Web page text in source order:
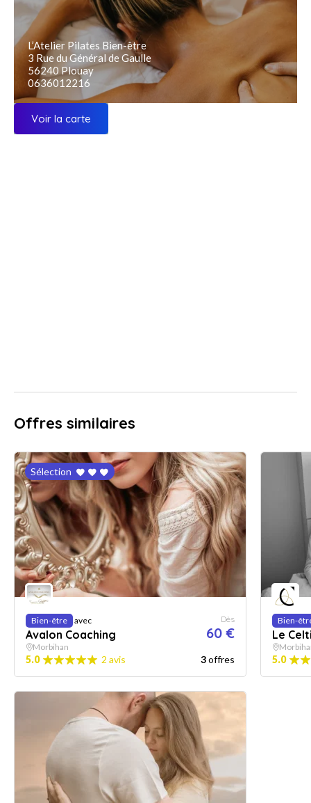
L’Atelier Pilates Bien-être
3 Rue du Général de Gaulle
56240 Plouay
0636012216
Voir la carte
Offres similaires
Sélection
Bien-être avec
Avalon Coaching
Dès
60 €
Morbihan
5.0 2 avis 3offres
Bien-
Le
5.0